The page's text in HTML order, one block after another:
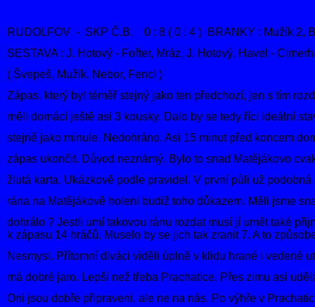
RUDOLFOV - SKP Č.B. 0 : 8 ( 0 : 4 ) BRANKY : Mužík 2,
SESTAVA : J. Hotový - Fořter, Mráz, J. Hotový, Havel -
( Švepeš, Mužík, Nebor, Fencl )
Zápas, který byl téměř stejný jako ten předchozí, jen s tím
měli domácí ještě asi 3 kousky. Dalo by se tedy říci ideální
stejně jako minule. Nedohráno. Asi 15 minut před koncem
zápas ukončit. Důvod neznámý. Bylo to snad Matějákovo
žlutá karta. Ukázkově podle pravidel. V první půli už
rána na Matějákově holeni budiž toho důkazem. Měli jsme
dohrálo ? Jestli umí takovou ránu rozdat musí jí umět také
k zápasu 14 hráčů. Muselo by se jich tak zranit 7. A to
Nesmysl. Přítomní diváci viděli úplně v klidu hrané i vedené
má dobré jaro. Lepší než třeba Prachatice. Přes zimu asi
Oni jsou dobře připraveni, ale ne na nás. Po výhře v